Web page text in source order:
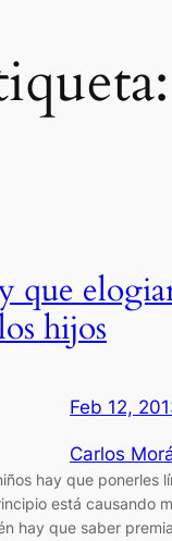
que
hijos
Feb 12,
Carlos
hay que ponerles
está causando
hay que saber